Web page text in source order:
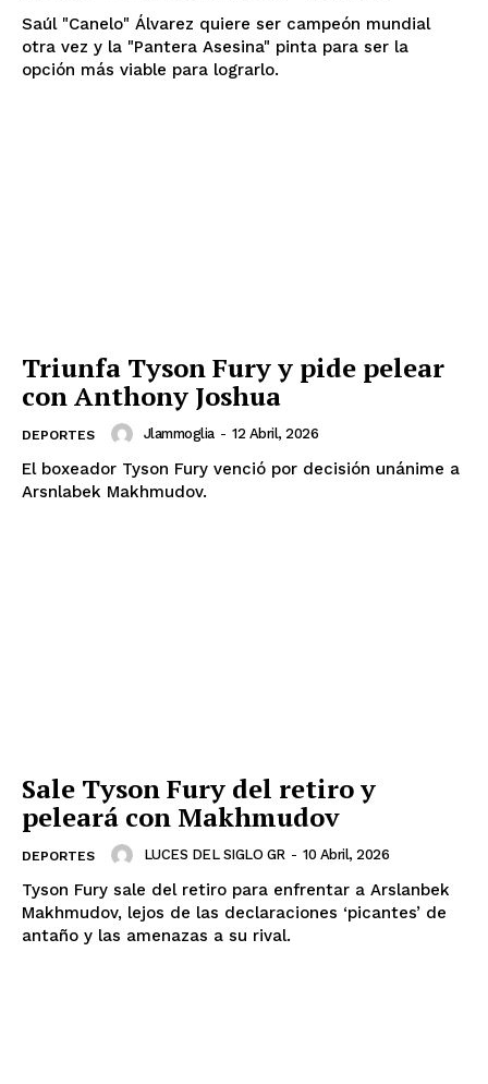
Saúl "Canelo" Álvarez quiere ser campeón mundial
otra vez y la "Pantera Asesina" pinta para ser la
opción más viable para lograrlo.
Triunfa Tyson Fury y pide pelear
con Anthony Joshua
DEPORTES Jlammoglia - 12 Abril, 2026
El boxeador Tyson Fury venció por decisión unánime a
Arsnlabek Makhmudov.
Sale Tyson Fury del retiro y
peleará con Makhmudov
DEPORTES LUCES DEL SIGLO GR - 10 Abril, 2026
Tyson Fury sale del retiro para enfrentar a Arslanbek
Makhmudov, lejos de las declaraciones ‘picantes’ de
antaño y las amenazas a su rival.